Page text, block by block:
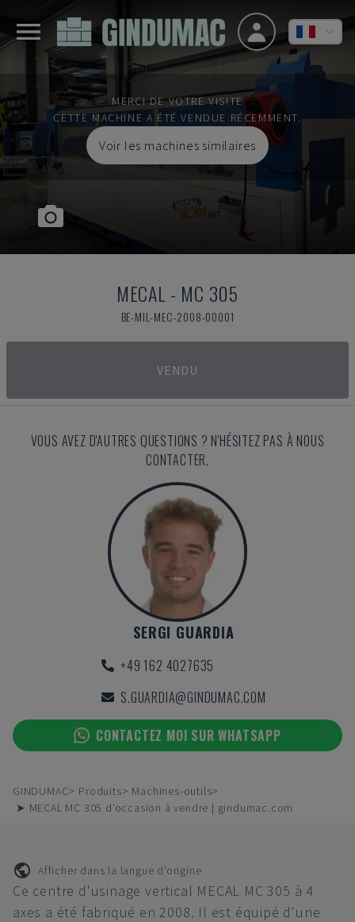
MERCI DE VOTRE VISITE
CETTE MACHINE A ÉTÉ VENDUE RÉCEMMENT.
Voir les machines similaires
MECAL - MC 305
BE-MIL-MEC-2008-00001
VENDU
VOUS AVEZ D'AUTRES QUESTIONS ? N'HÉSITEZ PAS À NOUS
CONTACTER.
SERGI GUARDIA
+49 162 4027635
S.GUARDIA@GINDUMAC.COM
CONTACTEZ MOI SUR WHATSAPP
GINDUMAC Produits
Machines-outils
➤ MECAL MC 305 d'occasion à vendre | gindumac.com
Afficher dans la langue d'origine
Ce centre d'usinage vertical MECAL MC 305 à 4
axes a été fabriqué en 2008. Il est équipé d'une